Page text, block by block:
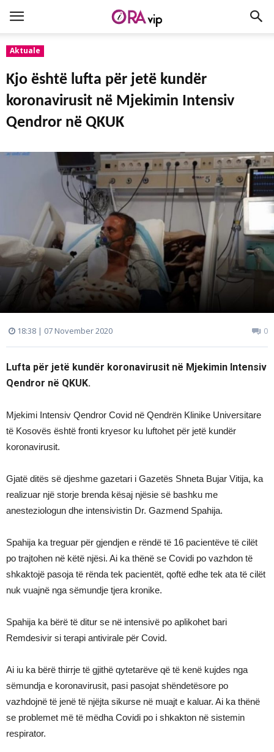
Aktuale
Kjo është lufta për jetë kundër
koronavirusit në Mjekimin Intensiv
Qendror në QKUK
18:38 | 07 November 2020 0
Lufta për jetë kundër koronavirusit në Mjekimin Intensiv
Qendror në QKUK.
Mjekimi Intensiv Qendror Covid në Qendrën Klinike Universitare
të Kosovës është fronti kryesor ku luftohet për jetë kundër
koronavirusit.
Gjatë ditës së djeshme gazetari i Gazetës Shneta Bujar Vitija, ka
realizuar një storje brenda kësaj njësie së bashku me
anesteziologun dhe intensivistin Dr. Gazmend Spahija.
Spahija ka treguar për gjendjen e rëndë të 16 pacientëve të cilët
po trajtohen në këtë njësi. Ai ka thënë se Covidi po vazhdon të
shkaktojë pasoja të rënda tek pacientët, qoftë edhe tek ata të cilët
nuk vuajnë nga sëmundje tjera kronike.
Spahija ka bërë të ditur se në intensivë po aplikohet bari
Remdesivir si terapi antivirale për Covid.
Ai iu ka bërë thirrje të gjithë qytetarëve që të kenë kujdes nga
sëmundja e koronavirusit, pasi pasojat shëndetësore po
vazhdojnë të jenë të njëjta sikurse në muajt e kaluar. Ai ka thënë
se problemet më të mëdha Covidi po i shkakton në sistemin
respirator.